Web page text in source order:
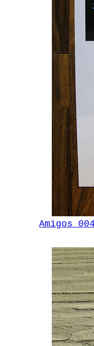
Amigos